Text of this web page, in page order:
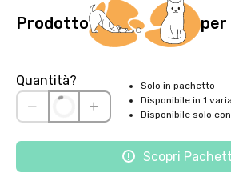
Prodotto per
Quantità?
Solo in pachetto
Disponibile in 1
Disponibile solo
Scopri